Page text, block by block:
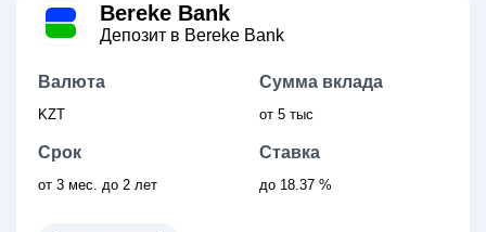
Bereke Bank
Депозит в Bereke Bank
Валюта
KZT
Сумма вклада
от 5 тыс
Срок
от 3 мес. до 2 лет
Ставка
до 18.37 %